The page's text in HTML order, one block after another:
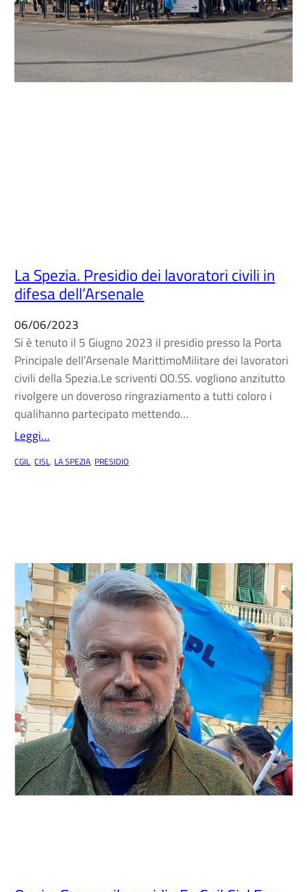
La Spezia. Presidio dei lavoratori civili in
difesa dell’Arsenale
06/06/2023
Si è tenuto il 5 Giugno 2023 il presidio presso la Porta
Principale dell’Arsenale MarittimoMilitare dei lavoratori
civili della Spezia.Le scriventi OO.SS. vogliono anzitutto
rivolgere un doveroso ringraziamento a tutti coloro i
qualihanno partecipato mettendo…
Leggi…
CGIL, CISL, LA SPEZIA, PRESIDIO